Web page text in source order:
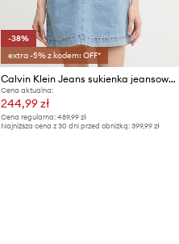
-38%
extra -5% z kodem: OFF*
Calvin Klein Jeans sukienka jeansowa
Cena aktualna:
244,99 zł
Cena regularna: 489,99 zł
Najniższa cena z 30 dni przed obniżką: 399,99 zł